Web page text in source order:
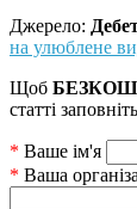
Джерело:
на улюблене
Щоб
статті
* Ваше ім'я
* Ваша